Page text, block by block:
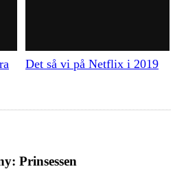
Det så vi på Netflix i 2019
Prinsessen